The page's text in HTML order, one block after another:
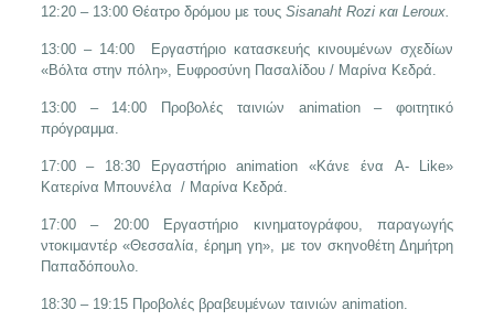
12:20 – 13:00 Θέατρο δρόμου με τους Sisanaht Roziκαι Leroux.
13:00 – 14:00 Εργαστήριο κατασκευής κινουμένων σχεδίων
«Βόλτα στην πόλη», Ευφροσύνη Πασαλίδου / Μαρίνα Κεδρά.
13:00 – 14:00 Προβολές ταινιών animation – φοιτητικό
πρόγραμμα.
17:00 – 18:30 Εργαστήριο animation «Κάνε ένα A- Like»
Κατερίνα Μπουνέλα / Μαρίνα Κεδρά.
17:00 – 20:00 Εργαστήριο κινηματογράφου, παραγωγής
ντοκιμαντέρ «Θεσσαλία, έρημη γη», με τον σκηνοθέτη Δημήτρη
Παπαδόπουλο.
18:30 – 19:15 Προβολές βραβευμένων ταινιών animation.